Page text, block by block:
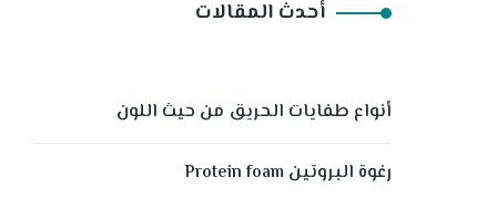
أحدث المقالات
أنواع طفايات الحريق من حيث اللون
رغوة البروتين Protein foam